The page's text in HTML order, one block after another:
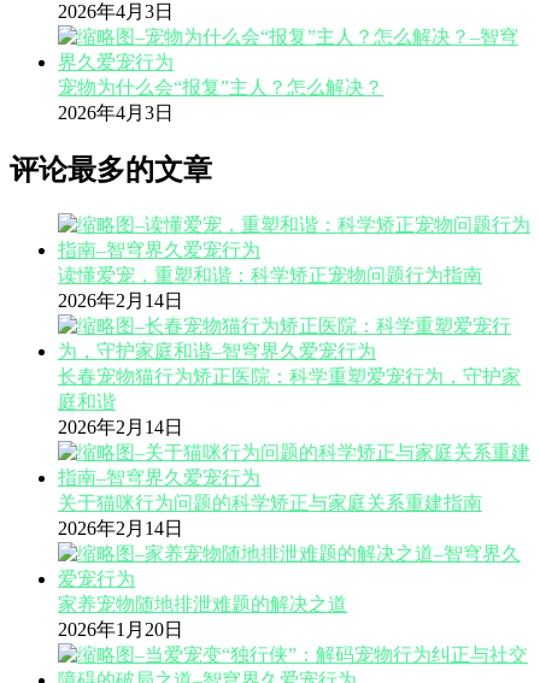
2026年4月3日
宠物为什么会“报复”主人？怎么解决？
2026年4月3日
评论最多的文章
读懂爱宠，重塑和谐：科学矫正宠物问题行为指南
2026年2月14日
长春宠物猫行为矫正医院：科学重塑爱宠行为，守护家
庭和谐
2026年2月14日
关于猫咪行为问题的科学矫正与家庭关系重建指南
2026年2月14日
家养宠物随地排泄难题的解决之道
2026年1月20日